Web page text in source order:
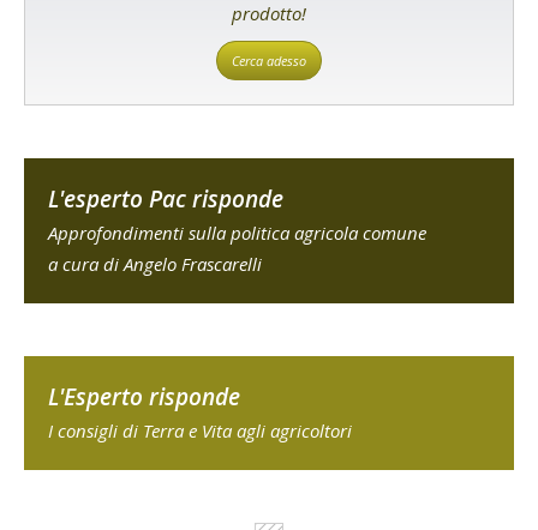
prodotto!
Cerca adesso
L'esperto Pac risponde
Approfondimenti sulla politica agricola comune
a cura di Angelo Frascarelli
L'Esperto risponde
I consigli di Terra e Vita agli agricoltori